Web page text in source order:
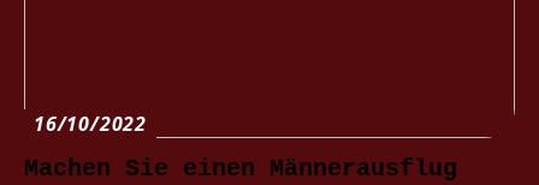
16/10/2022
Machen Sie einen Männerausflug